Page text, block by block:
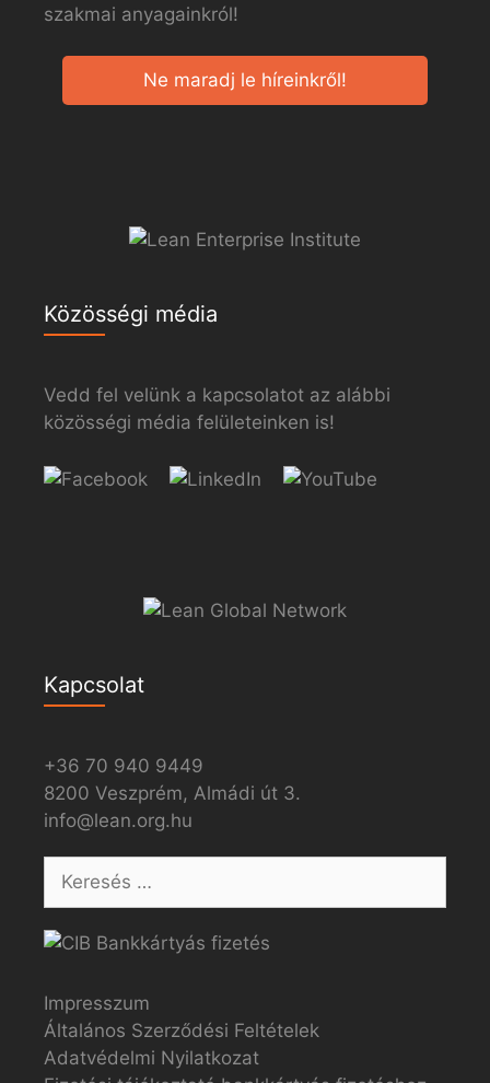
szakmai anyagainkról!
Ne maradj le híreinkről!
Közösségi média
Vedd fel velünk a kapcsolatot az alábbi
közösségi média felületeinken is!
Kapcsolat
+36 70 940 9449
8200 Veszprém, Almádi út 3.
info@lean.org.hu
Impresszum
Általános Szerződési Feltételek
Adatvédelmi Nyilatkozat